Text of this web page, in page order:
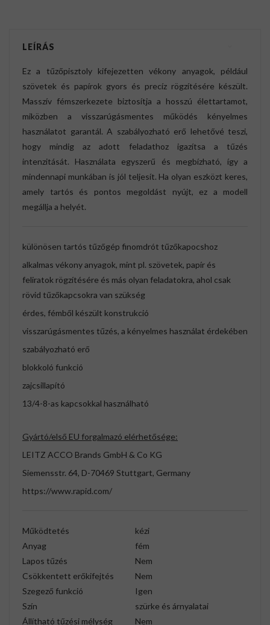
LEÍRÁS
Ez a tűzőpisztoly kifejezetten vékony anyagok, például
szövetek és papírok gyors és precíz rögzítésére készült.
Masszív fémszerkezete biztosítja a hosszú élettartamot,
miközben a visszarúgásmentes működés kényelmes
használatot garantál. A szabályozható erő lehetővé teszi,
hogy mindig az adott feladathoz igazítsa a tűzés
intenzitását. Használata egyszerű és megbízható, így a
mindennapi munkában is jól teljesít. Ha olyan eszközt keres,
amely tartós és pontos megoldást nyújt, ez a modell
megállja a helyét.
különösen tartós tűzőgép finomdrót tűzőkapocshoz
alkalmas vékony anyagok, mint pl. szövetek, papír és
feliratok rögzítésére és más olyan feladatokra, ahol csak
rövid tűzőkapcsokra van szükség
érdes, fémből készült konstrukció
visszarúgásmentes tűzés, a kényelmes használat érdekében
szabályozható erő
blokkoló funkció
zajcsillapító
13/4-8-as kapcsokkal használható
Gyártó/első EU forgalmazó elérhetősége:
LEITZ ACCO Brands GmbH & Co KG
Siemensstr. 64, D-70469 Stuttgart, Germany
https://www.rapid.com/
Működtetés
kézi
Anyag
fém
Lapos tűzés
Nem
Csökkentett erőkifejtés
Nem
Szegező funkció
Igen
Szín
szürke és árnyalatai
Állítható tűzési mélység
Nem